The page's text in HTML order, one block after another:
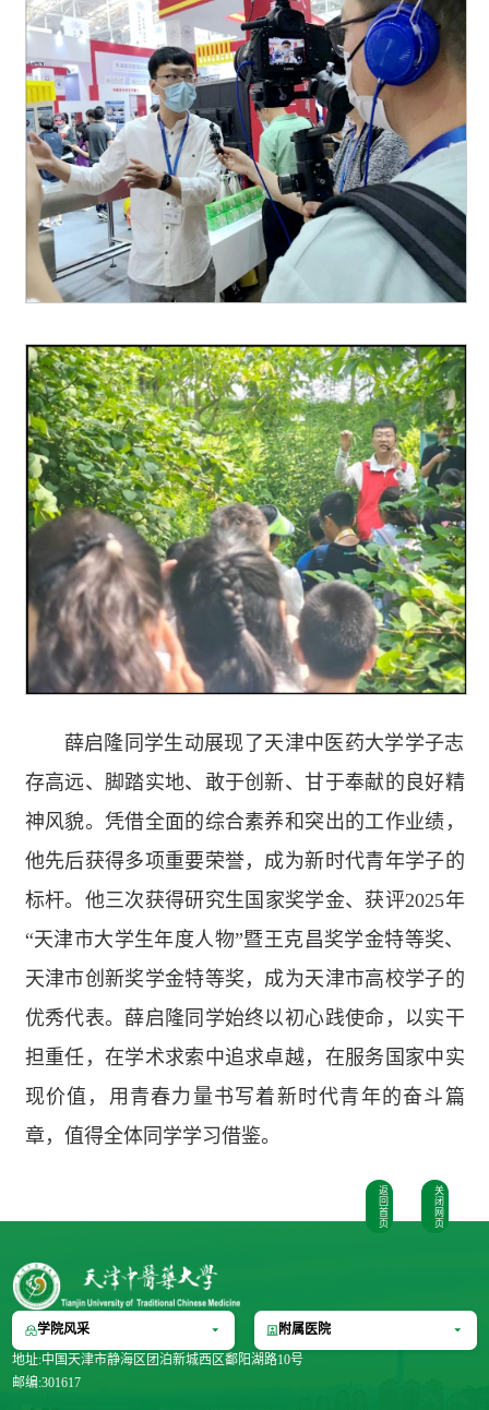
薛启隆同学生动展现了天津中医药大学学子志
存高远、脚踏实地、敢于创新、甘于奉献的良好精
神风貌。凭借全面的综合素养和突出的工作业绩，
他先后获得多项重要荣誉，成为新时代青年学子的
标杆。他三次获得研究生国家奖学金、获评2025年
“天津市大学生年度人物”暨王克昌奖学金特等奖、
天津市创新奖学金特等奖，成为天津市高校学子的
优秀代表。薛启隆同学始终以初心践使命，以实干
担重任，在学术求索中追求卓越，在服务国家中实
现价值，用青春力量书写着新时代青年的奋斗篇
章，值得全体同学学习借鉴。
关
闭
网
页
返
回
首
页
学院风采
附属医院
地址:中国天津市静海区团泊新城西区鄱阳湖路10号
邮编:301617